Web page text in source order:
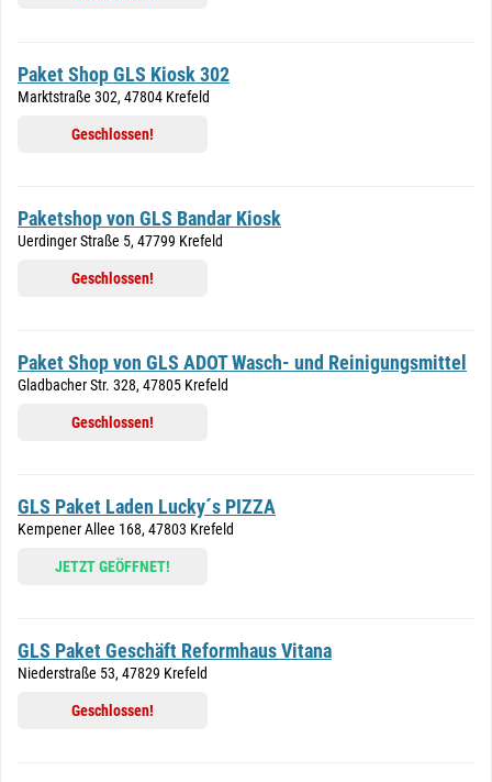
Paket Shop GLS Kiosk 302
Marktstraße 302, 47804 Krefeld
Geschlossen!
Paketshop von GLS Bandar Kiosk
Uerdinger Straße 5, 47799 Krefeld
Geschlossen!
Paket Shop von GLS ADOT Wasch- und Reinigungsmittel
Gladbacher Str. 328, 47805 Krefeld
Geschlossen!
GLS Paket Laden Lucky´s PIZZA
Kempener Allee 168, 47803 Krefeld
JETZT GEÖFFNET!
GLS Paket Geschäft Reformhaus Vitana
Niederstraße 53, 47829 Krefeld
Geschlossen!